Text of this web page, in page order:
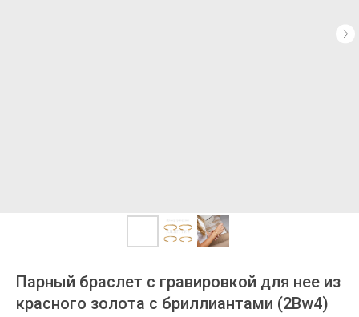
Парный браслет с гравировкой для нее из
красного золота с бриллиантами (2Bw4)